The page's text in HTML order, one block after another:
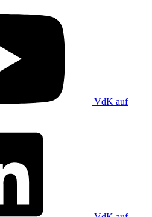
VdK auf